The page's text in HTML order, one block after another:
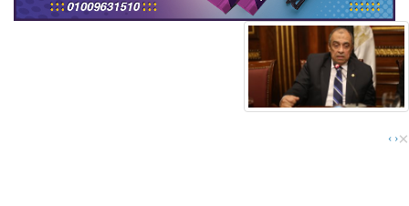
‹
› ×